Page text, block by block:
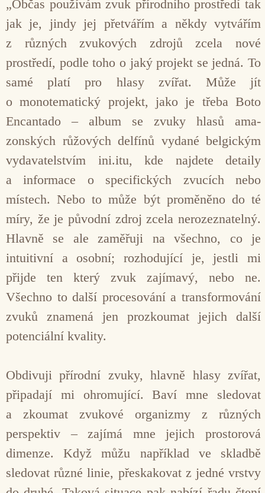
„Občas používám zvuk přírodního prostředí tak
jak je, jindy jej přetvářím a někdy vytvářím
z růz­ných zvukových zdrojů zcela nové
prostředí, podle toho o jaký projekt se jedná. To
samé platí pro hlasy zvířat. Může jít
o monotematický projekt, jako je třeba Boto
Encantado – album se zvuky hlasů ama­
zonských růžových delfínů vydané belgickým
vyda­vatelstvím ini.itu, kde najdete detaily
a informace o specifických zvucích nebo
místech. Nebo to může být proměněno do té
míry, že je původní zdroj zcela nerozeznatelný.
Hlavně se ale zaměřuji na všechno, co je
intuitivní a osobní; rozhodující je, jestli mi
přijde ten který zvuk zajímavý, nebo ne.
Všechno to další procesování a transformování
zvuků znamená jen prozkoumat jejich další
potenciální kvality.
Obdivuji přírodní zvuky, hlavně hlasy zvířat,
připa­dají mi ohromující. Baví mne sledovat
a zkoumat zvukové organizmy z různých
perspektiv – zajímá mne jejich prostorová
dimenze. Když můžu napří­klad ve skladbě
sledovat různé linie, přeskakovat z jedné vrstvy